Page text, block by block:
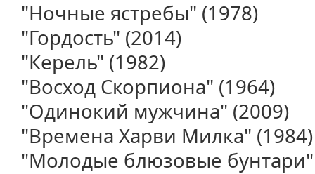
"Ночные ястребы" (1978)
"Гордость" (2014)
"Керель" (1982)
"Восход Скорпиона" (1964)
"Одинокий мужчина" (2009)
"Времена Харви Милка" (1984)
"Молодые блюзовые бунтари"